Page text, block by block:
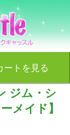
ートを見る
ジム・シ
メイド】